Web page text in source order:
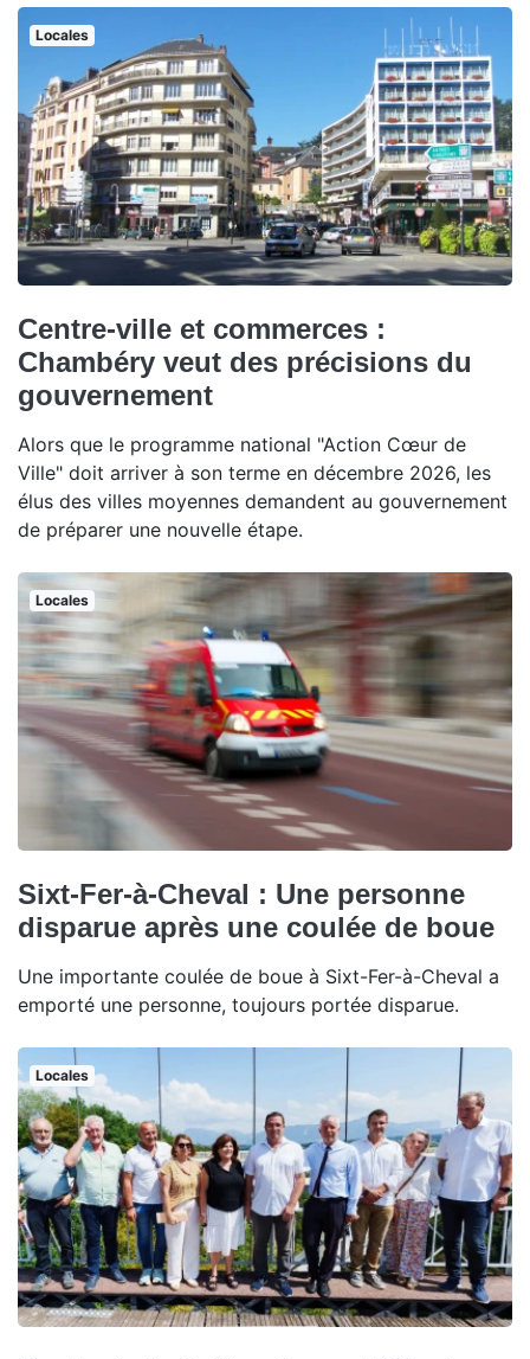
Locales
Centre-ville et commerces :
Chambéry veut des précisions du
gouvernement
Alors que le programme national "Action Cœur de
Ville" doit arriver à son terme en décembre 2026, les
élus des villes moyennes demandent au gouvernement
de préparer une nouvelle étape.
Locales
Sixt-Fer-à-Cheval : Une personne
disparue après une coulée de boue
Une importante coulée de boue à Sixt-Fer-à-Cheval a
emporté une personne, toujours portée disparue.
Locales